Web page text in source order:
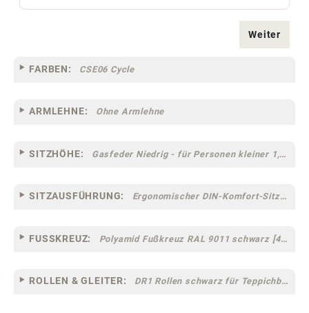
Weiter
FARBEN: CSE06 Cycle
ARMLEHNE: Ohne Armlehne
SITZHÖHE: Gasfeder Niedrig - für Personen kleiner 1,60 m
SITZAUSFÜHRUNG: Ergonomischer DIN-Komfort-Sitz [75]
FUSSKREUZ: Polyamid Fußkreuz RAL 9011 schwarz [44]
ROLLEN & GLEITER: DR1 Rollen schwarz für Teppichböden [10]